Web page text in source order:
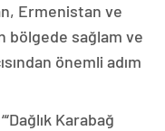
Ermenistan ve
bölgede sağlam ve
önemli adım
Karabağ